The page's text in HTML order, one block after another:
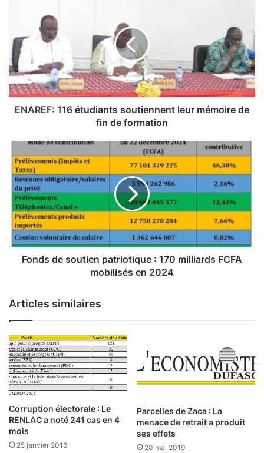
E
F
:
1
1
d
n
s
o
n
n
n
t
l
e
u
r
m
é
m
ENAREF: 116 étudiants soutiennent leur mémoire de
fin de formation
o
n
s
d
s
o
n
p
t
r
i
o
t
i
q
u
e
Fonds de soutien patriotique : 170 milliards FCFA
mobilisés en 2024
Articles similaires
Corruption électorale : Le
RENLAC a noté 241 cas en 4
mois
25 janvier 2016
Parcelles de Zaca : La
menace de retrait a produit
ses effets
20 mai 2019